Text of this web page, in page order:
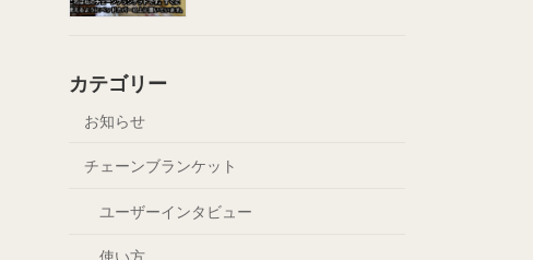
カテゴリー
お知らせ
チェーンブランケット
ユーザーインタビュー